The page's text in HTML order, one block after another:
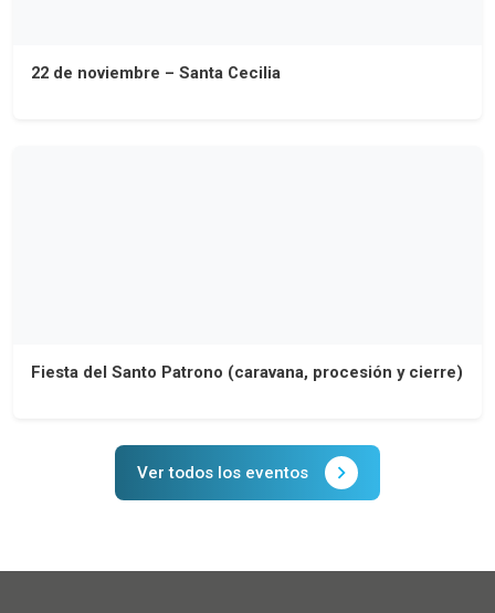
22 de noviembre – Santa Cecilia
Fiesta del Santo Patrono (caravana, procesión y cierre)
Ver todos los eventos